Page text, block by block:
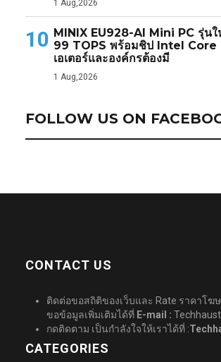
1 Aug,2026
10 MINIX EU928-AI Mini PC รุ่น
99 TOPS พร้อมชิป Intel Core
เอเตอร์และองค์กรต้องมี
1 Aug,2026
FOLLOW US ON
CONTACT US
ติดต่อขอสถิติของเว็บและ Rate ราคาโ
ขอข้อมูลเพิ่มเติมได้ที่ E-mail :
กดติดตาม เป็นกำลังใจให้เราได้ที่ :
CATEGORIES